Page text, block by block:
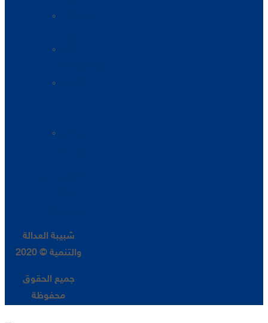
شبيبة العدالة
والتنمية © 2020
جميع الحقوق
محفوظة